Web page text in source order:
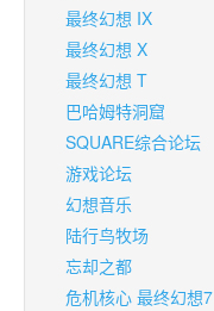
最终幻想 IX
最终幻想 X
最终幻想 T
巴哈姆特洞窟
SQUARE综合论坛
游戏论坛
幻想音乐
陆行鸟牧场
忘却之都
危机核心 最终幻想7